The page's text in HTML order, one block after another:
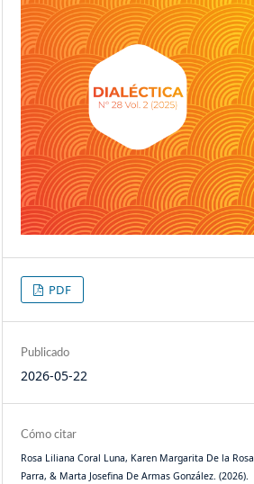
PDF
Publicado
2026-05-22
Cómo citar
Rosa Liliana Coral Luna, Karen Margarita De la Rosa
Parra, & Marta Josefina De Armas González. (2026).